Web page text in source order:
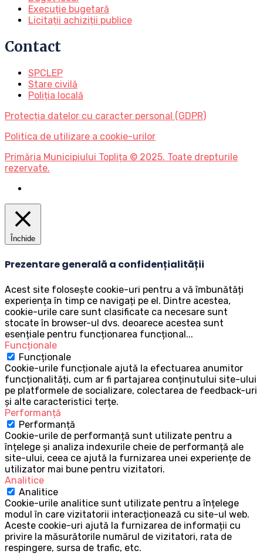
Execuție bugetară
Licitații achiziții publice
Contact
SPCLEP
Stare civilă
Poliția locală
Protecția datelor cu caracter personal (GDPR)
Politica de utilizare a cookie-urilor
Primăria Municipiului Toplița © 2025. Toate drepturile
rezervate.
Închide
Prezentare generală a confidențialității
Acest site folosește cookie-uri pentru a vă îmbunătăți
experiența în timp ce navigați pe el. Dintre acestea,
cookie-urile care sunt clasificate ca necesare sunt
stocate în browser-ul dvs. deoarece acestea sunt
esențiale pentru funcționarea funcțional...
Funcționale
Funcționale
Cookie-urile funcționale ajută la efectuarea anumitor
funcționalități, cum ar fi partajarea conținutului site-ului
pe platformele de socializare, colectarea de feedback-uri
și alte caracteristici terțe.
Performanță
Performanță
Cookie-urile de performanță sunt utilizate pentru a
înțelege și analiza indexurile cheie de performanță ale
site-ului, ceea ce ajută la furnizarea unei experiențe de
utilizator mai bune pentru vizitatori.
Analitice
Analitice
Cookie-urile analitice sunt utilizate pentru a înțelege
modul în care vizitatorii interacționează cu site-ul web.
Aceste cookie-uri ajută la furnizarea de informații cu
privire la măsurătorile numărul de vizitatori, rata de
respingere, sursa de trafic, etc.